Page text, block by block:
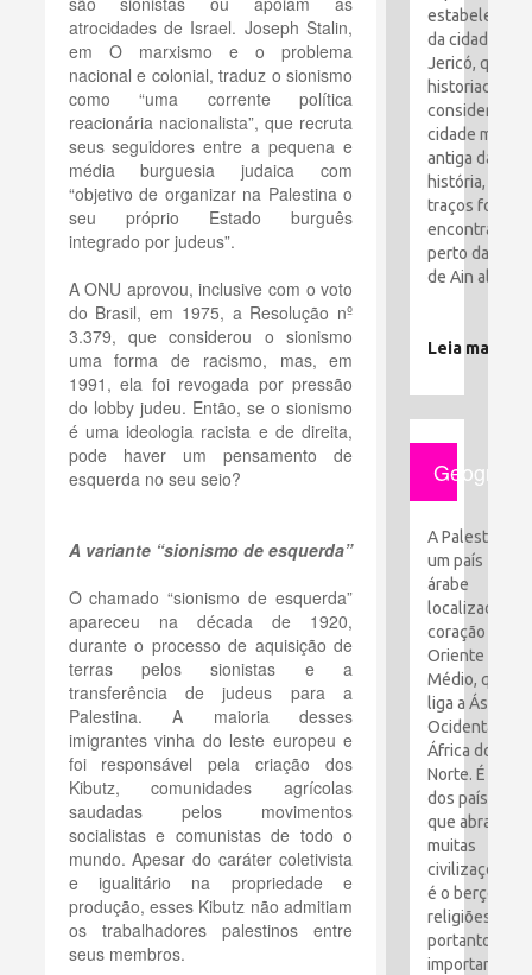
atrocidades de Israel. Joseph Stalin,
em O marxismo e o problema
nacional e colonial, traduz o sionismo
como “uma corrente política
reacionária nacionalista”, que recruta
seus seguidores entre a pequena e
média burguesia judaica com
“objetivo de organizar na Palestina o
seu próprio Estado burguês
integrado por judeus”.
A ONU aprovou, inclusive com o voto
do Brasil, em 1975, a Resolução nº
3.379, que considerou o sionismo
uma forma de racismo, mas, em
1991, ela foi revogada por pressão
do lobby judeu. Então, se o sionismo
é uma ideologia racista e de direita,
pode haver um pensamento de
esquerda no seu seio?
A variante “sionismo de esquerda”
O chamado “sionismo de esquerda”
apareceu na década de 1920,
durante o processo de aquisição de
terras pelos sionistas e a
transferência de judeus para a
Palestina. A maioria desses
imigrantes vinha do leste europeu e
foi responsável pela criação dos
Kibutz, comunidades agrícolas
saudadas pelos movimentos
socialistas e comunistas de todo o
mundo. Apesar do caráter coletivista
e igualitário na propriedade e
produção, esses Kibutz não admitiam
os trabalhadores palestinos entre
seus membros.
da cidade de
Jericó, que os
historiadores
consideram a
cidade mais
antiga da
história, seus
traços foram
encontrados
perto da
de Ain al-
Leia mais
Geografia
A Palestina é
um país
árabe
localizado no
coração do
Oriente
Médio, que
liga a Ásia
Ocidental e a
África do
Norte. É um
dos países
que abraçou
muitas
civilizações e
é o berço das
religiões. É,
portanto, um
importante